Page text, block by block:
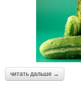
читать дальше →